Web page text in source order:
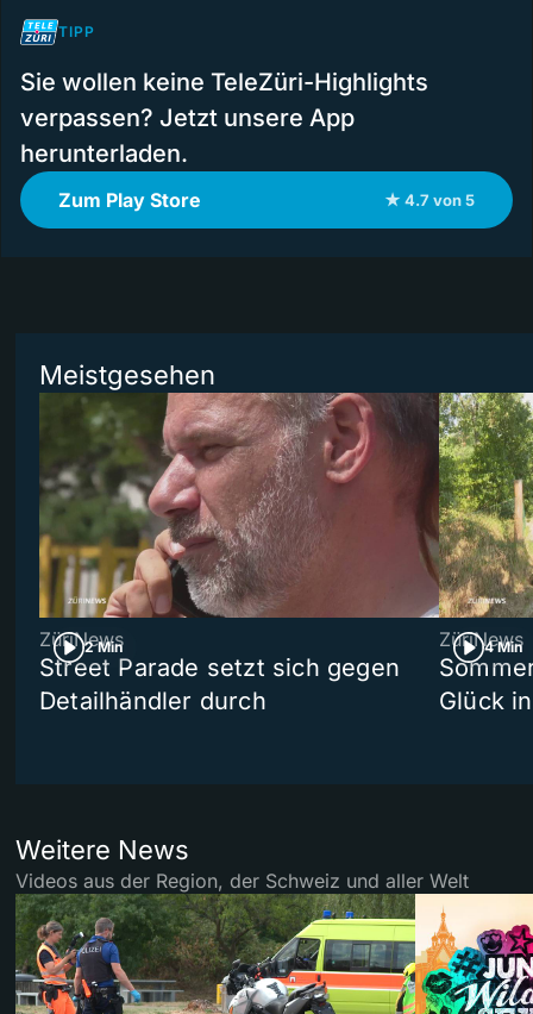
TIPP
Sie wollen keine TeleZüri-Highlights
verpassen? Jetzt unsere App
herunterladen.
Zum Play Store ★ 4.7 von 5
Meistgesehen
2 Min
ZüriNews
Street Parade setzt sich gegen
Detailhändler durch
4 Min
ZüriNews
Glück
Weitere News
Videos aus der Region, der Schweiz und aller Welt